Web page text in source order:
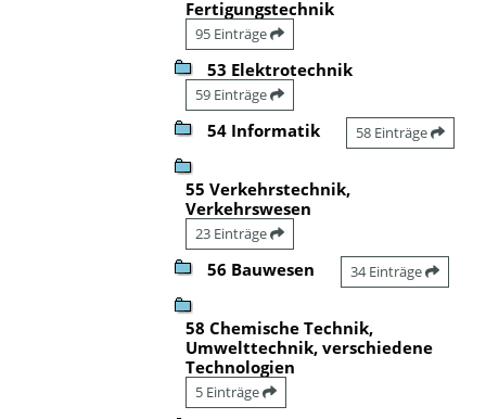
Fertigungstechnik
95 Einträge
53 Elektrotechnik
59 Einträge
54 Informatik 58 Einträge
55 Verkehrstechnik,
Verkehrswesen
23 Einträge
56 Bauwesen 34 Einträge
58 Chemische Technik,
Umwelttechnik, verschiedene
Technologien
5 Einträge